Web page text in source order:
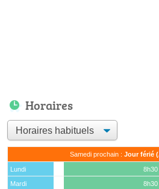
Horaires
Samedi prochain : Jour férié
Lundi
Mardi